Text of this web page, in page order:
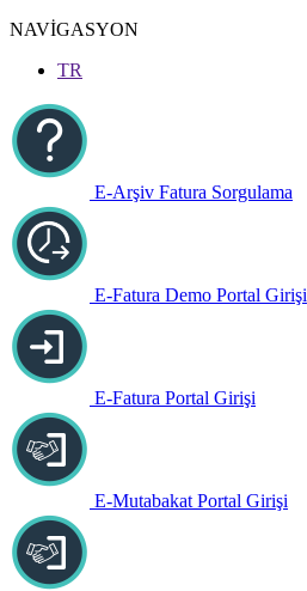
NAVİGASYON
TR
E-Arşiv Fatura Sorgulama
E-Fatura Demo Portal Girişi
E-Fatura Portal Girişi
E-Mutabakat Portal Girişi